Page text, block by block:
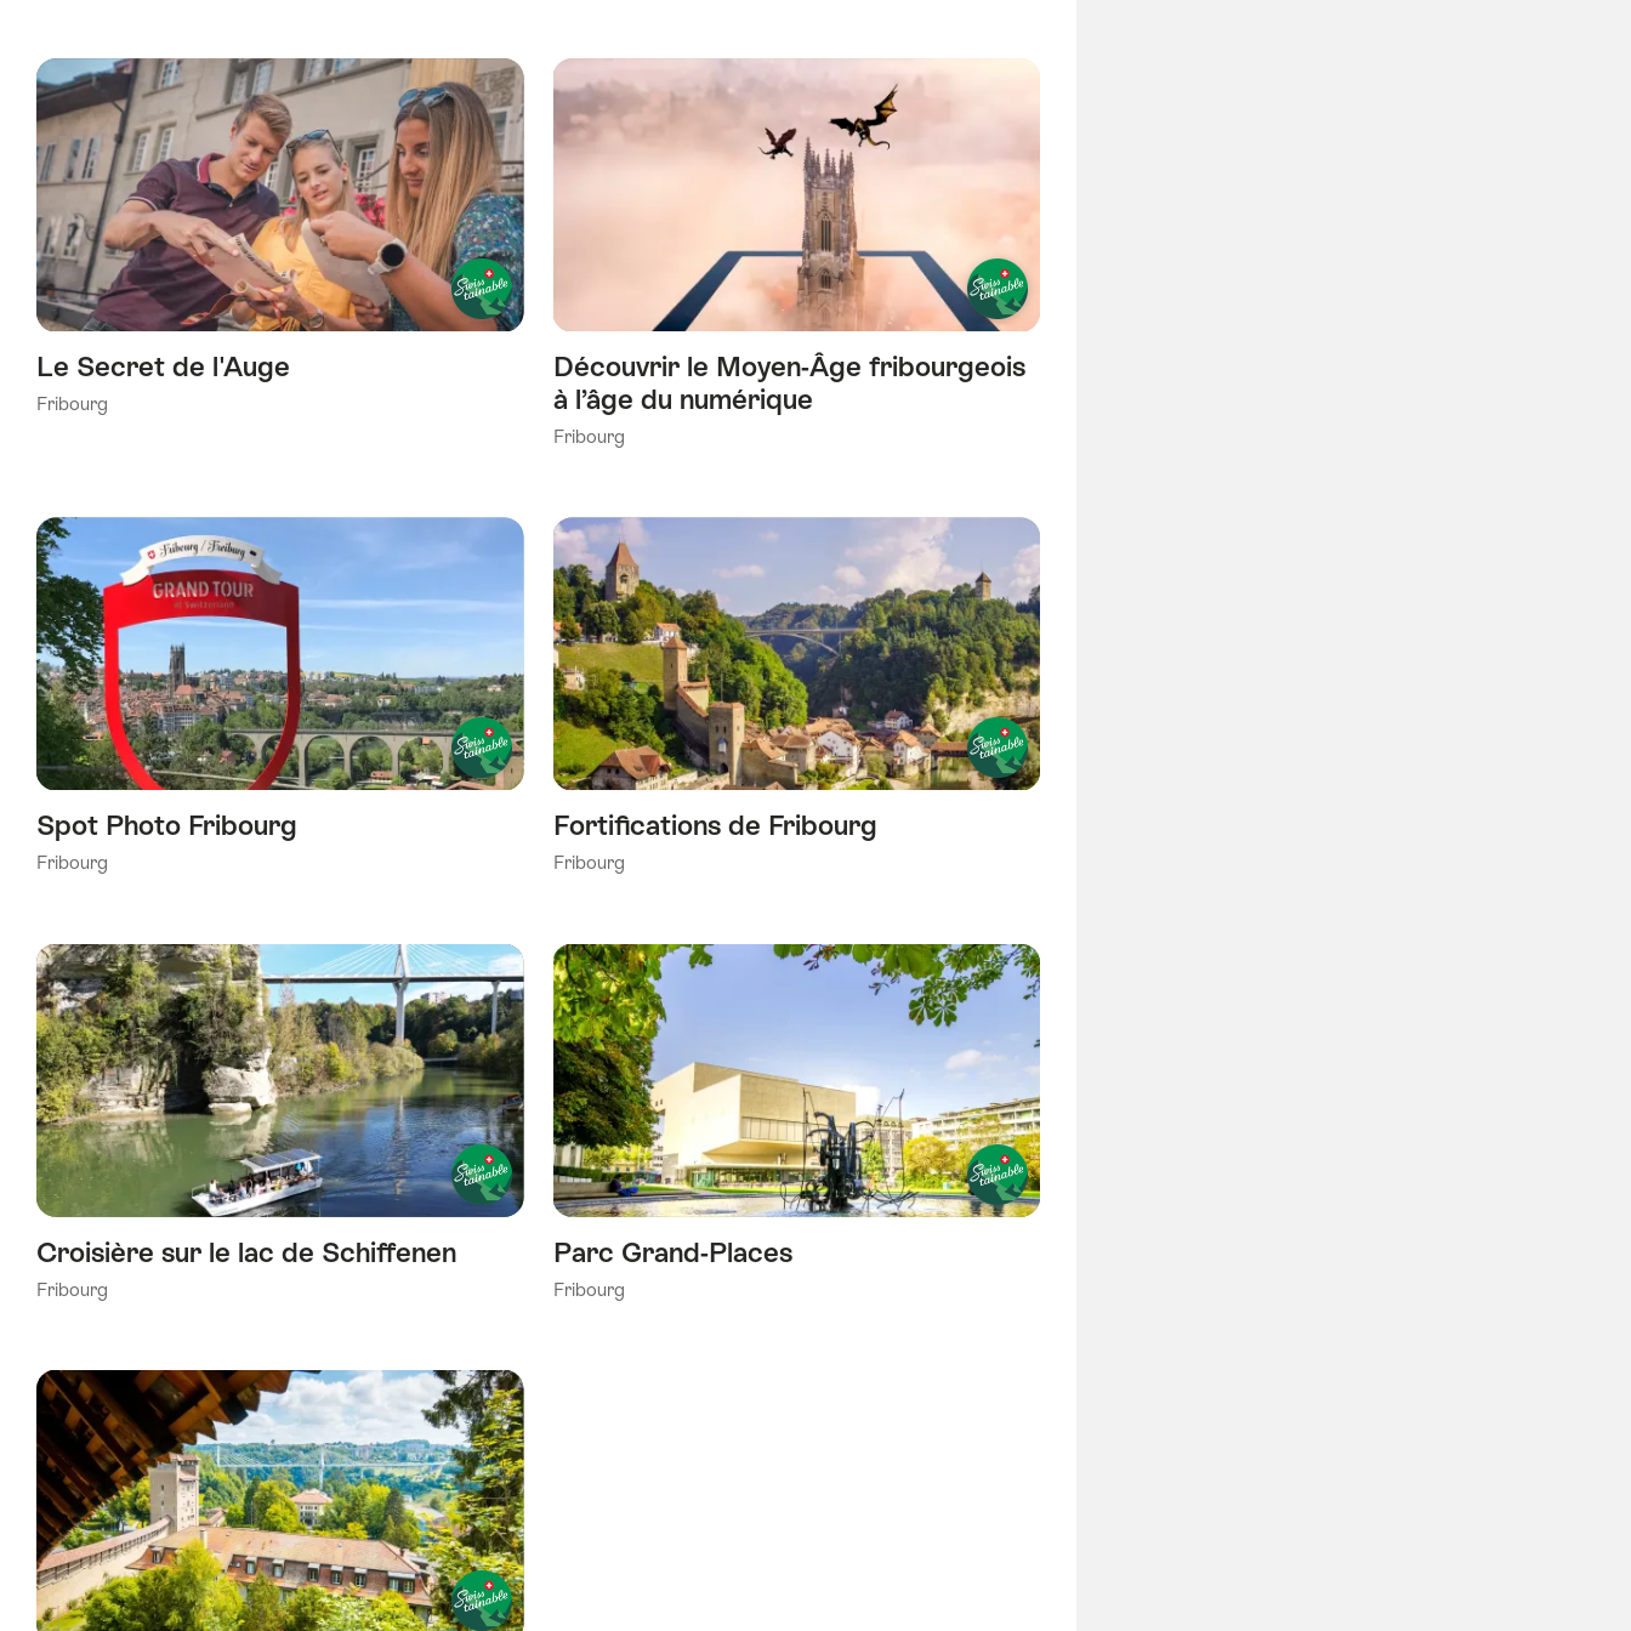
Le Secret de l'Auge
Fribourg
Découvrir le Moyen-Âge fribourgeois
à l’âge du numérique
Fribourg
Spot Photo Fribourg
Fribourg
Fortifications de Fribourg
Fribourg
Croisière sur le lac de Schiffenen
Fribourg
Parc Grand-Places
Fribourg